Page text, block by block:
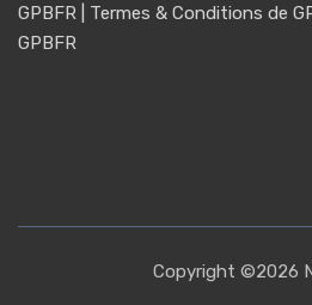
GPBFR
Termes & Conditions de
GPBFR
Copyright ©2026